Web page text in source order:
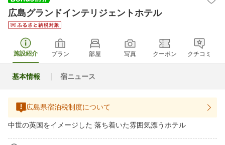
広島グランドインテリジェントホテル
施設紹介 プラン 部屋 写真 クーポン クチコミ
基本情報 宿ニュース
広島県宿泊税制度について
中世の英国をイメージした 落ち着いた雰囲気漂うホテル